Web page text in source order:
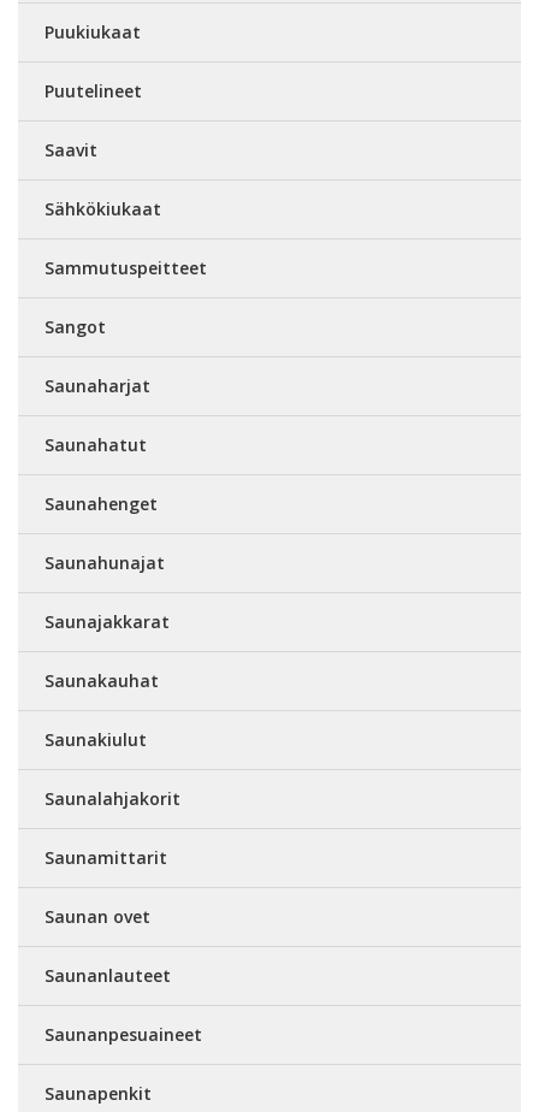
Puukiukaat
Puutelineet
Saavit
Sähkökiukaat
Sammutuspeitteet
Sangot
Saunaharjat
Saunahatut
Saunahenget
Saunahunajat
Saunajakkarat
Saunakauhat
Saunakiulut
Saunalahjakorit
Saunamittarit
Saunan ovet
Saunanlauteet
Saunanpesuaineet
Saunapenkit